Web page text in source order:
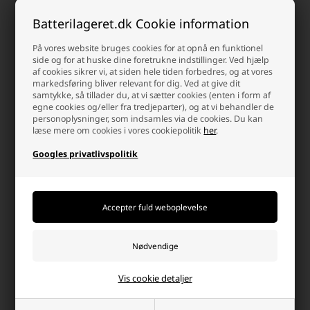
Batterilageret.dk Cookie information
På vores website bruges cookies for at opnå en funktionel
side og for at huske dine foretrukne indstillinger. Ved hjælp
af cookies sikrer vi, at siden hele tiden forbedres, og at vores
markedsføring bliver relevant for dig. Ved at give dit
samtykke, så tillader du, at vi sætter cookies (enten i form af
egne cookies og/eller fra tredjeparter), og at vi behandler de
personoplysninger, som indsamles via de cookies. Du kan
læse mere om cookies i vores cookiepolitik her.
Googles privatlivspolitik
Vis cookie detaljer
Maxell LR06/AA 64 Batterier + 9
159,00 DKK
Afsendes
-
Hvorfor handle hos batterilageret?